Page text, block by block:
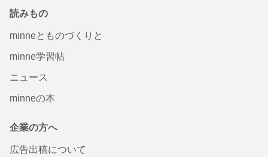
読みもの
minneとものづくりと
minne学習帖
ニュース
minneの本
企業の方へ
広告出稿について